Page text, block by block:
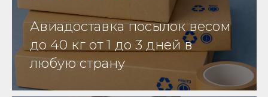
Авиадоставка посылок весом
до 40 кг от 1 до 3 дней в
любую страну